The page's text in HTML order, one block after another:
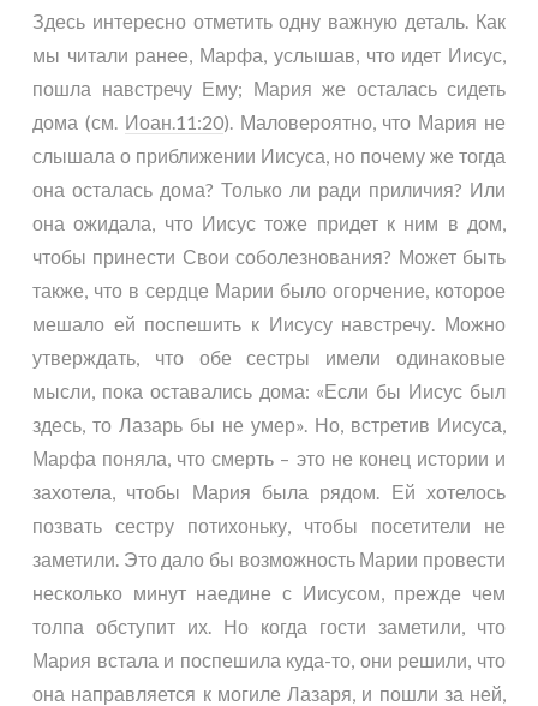
Здесь интересно отметить одну важную деталь. Как
мы читали ранее, Марфа, услышав, что идет Иисус,
пошла навстречу Ему; Мария же осталась сидеть
дома (см. Иоан.11:20). Маловероятно, что Мария не
слышала о приближении Иисуса, но почему же тогда
она осталась дома? Только ли ради приличия? Или
она ожидала, что Иисус тоже придет к ним в дом,
чтобы принести Свои соболезнования? Может быть
также, что в сердце Марии было огорчение, которое
мешало ей поспешить к Иисусу навстречу. Можно
утверждать, что обе сестры имели одинаковые
мысли, пока оставались дома: «Если бы Иисус был
здесь, то Лазарь бы не умер». Но, встретив Иисуса,
Марфа поняла, что смерть – это не конец истории и
захотела, чтобы Мария была рядом. Ей хотелось
позвать сестру потихоньку, чтобы посетители не
заметили. Это дало бы возможность Марии провести
несколько минут наедине с Иисусом, прежде чем
толпа обступит их. Но когда гости заметили, что
Мария встала и поспешила куда-то, они решили, что
она направляется к могиле Лазаря, и пошли за ней,